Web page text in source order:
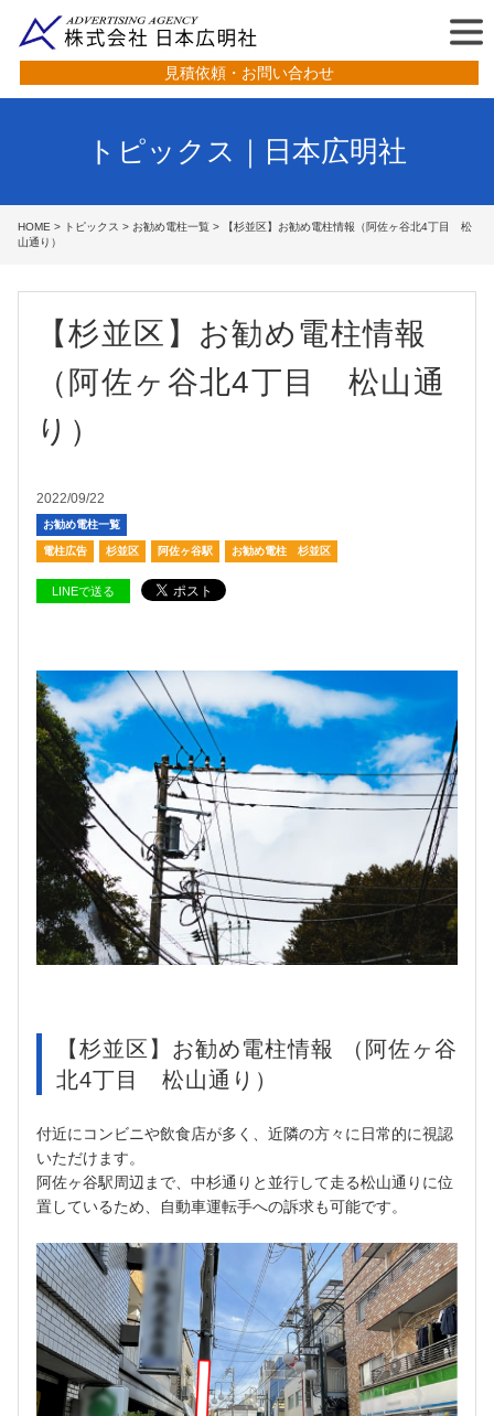
見積依頼・お問い合わせ
トピックス｜日本広明社
HOME > トピックス > お勧め電柱一覧 > 【杉並区】お勧め電柱情報（阿佐ヶ谷北4丁目 松
山通り）
【杉並区】お勧め電柱情報
（阿佐ヶ谷北4丁目 松山通
り）
2022/09/22
お勧め電柱一覧
電柱広告 杉並区 阿佐ヶ谷駅 お勧め電柱 杉並区
LINEで送る
【杉並区】お勧め電柱情報 （阿佐ヶ谷
北4丁目 松山通り）
付近にコンビニや飲食店が多く、近隣の方々に日常的に視認
いただけます。
阿佐ヶ谷駅周辺まで、中杉通りと並行して走る松山通りに位
置しているため、自動車運転手への訴求も可能です。